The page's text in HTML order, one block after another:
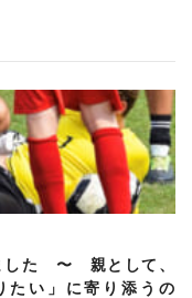
した 〜 親として、
たい」に寄り添うの